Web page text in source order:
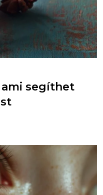
ami segíthet